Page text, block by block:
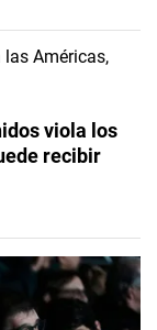
viola los
recibir